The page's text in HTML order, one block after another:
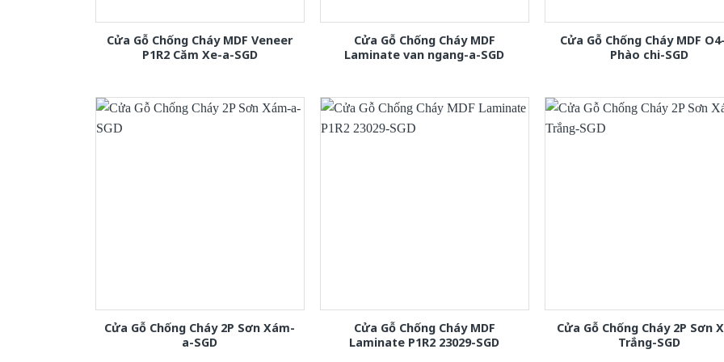
Cửa Gỗ Chống Cháy MDF Veneer
P1R2 Căm Xe-a-SGD
Cửa Gỗ Chống Cháy MDF
Laminate van ngang-a-SGD
Cửa Gỗ Chống Cháy MDF
Phào chi-SGD
Cửa Gỗ Chống Cháy 2P Sơn Xám-
a-SGD
Cửa Gỗ Chống Cháy MDF
Laminate P1R2 23029-SGD
Cửa Gỗ Chống Cháy 2P Sơn
Trắng-SGD